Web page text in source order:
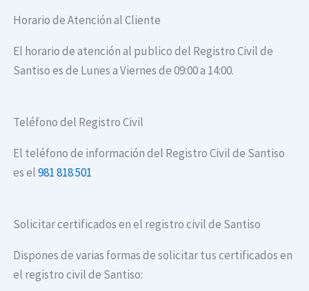
Horario de Atención al Cliente
El horario de atención al publico del Registro Civil de
Santiso es de Lunes a Viernes de 09:00 a 14:00.
Teléfono del Registro Civil
El teléfono de información del Registro Civil de Santiso
es el981 818 501
Solicitar certificados en el registro civil de Santiso
Dispones de varias formas de solicitar tus certificados en
el registro civil de Santiso: